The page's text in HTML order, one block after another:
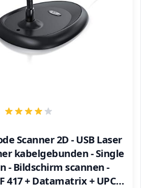
Scanner 2D - USB Laser
kabelgebunden - Single
- Bildschirm scannen -
417 + Datamatrix + UPC +